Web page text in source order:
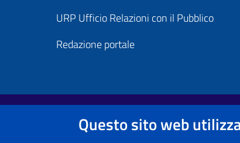
URP Ufficio Relazioni con il Pubblico
Redazione portale
Footer First
Useful links section
Informativa Privacy e Cookie Policy
Questo sito web